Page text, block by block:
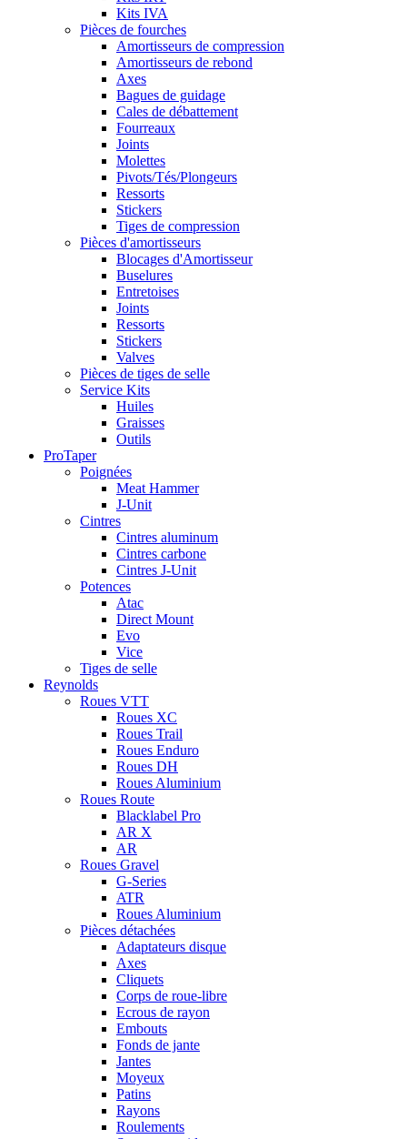
Kits IVA
Pièces de fourches
Amortisseurs de compression
Amortisseurs de rebond
Axes
Bagues de guidage
Cales de débattement
Fourreaux
Joints
Molettes
Pivots/Tés/Plongeurs
Ressorts
Stickers
Tiges de compression
Pièces d'amortisseurs
Blocages d'Amortisseur
Buselures
Entretoises
Joints
Ressorts
Stickers
Valves
Pièces de tiges de selle
Service Kits
Huiles
Graisses
Outils
ProTaper
Poignées
Meat Hammer
J-Unit
Cintres
Cintres aluminum
Cintres carbone
Cintres J-Unit
Potences
Atac
Direct Mount
Evo
Vice
Tiges de selle
Reynolds
Roues VTT
Roues XC
Roues Trail
Roues Enduro
Roues DH
Roues Aluminium
Roues Route
Blacklabel Pro
AR X
AR
Roues Gravel
G-Series
ATR
Roues Aluminium
Pièces détachées
Adaptateurs disque
Axes
Cliquets
Corps de roue-libre
Ecrous de rayon
Embouts
Fonds de jante
Jantes
Moyeux
Patins
Rayons
Roulements